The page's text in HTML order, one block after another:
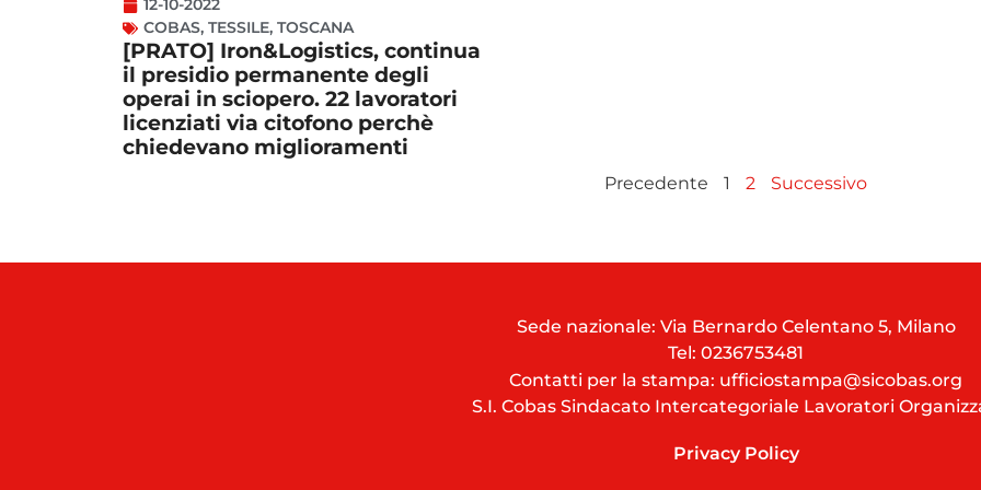
12-10-2022
COBAS, TESSILE, TOSCANA
[PRATO] Iron&Logistics, continua
il presidio permanente degli
operai in sciopero. 22 lavoratori
licenziati via citofono perchè
chiedevano miglioramenti
Precedente 1 2 Successivo
Sede nazionale: Via Bernardo Celentano 5, Milano
Tel: 0236753481
Contatti per la stampa: ufficiostampa@sicobas.org
S.I. Cobas Sindacato Intercategoriale Lavoratori
Privacy Policy